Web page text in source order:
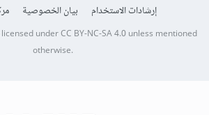
إرشادات الاستخدام
بيان الخصوصية
licensed underCC BY-NC-SA 4.0unless mentioned
otherwise.